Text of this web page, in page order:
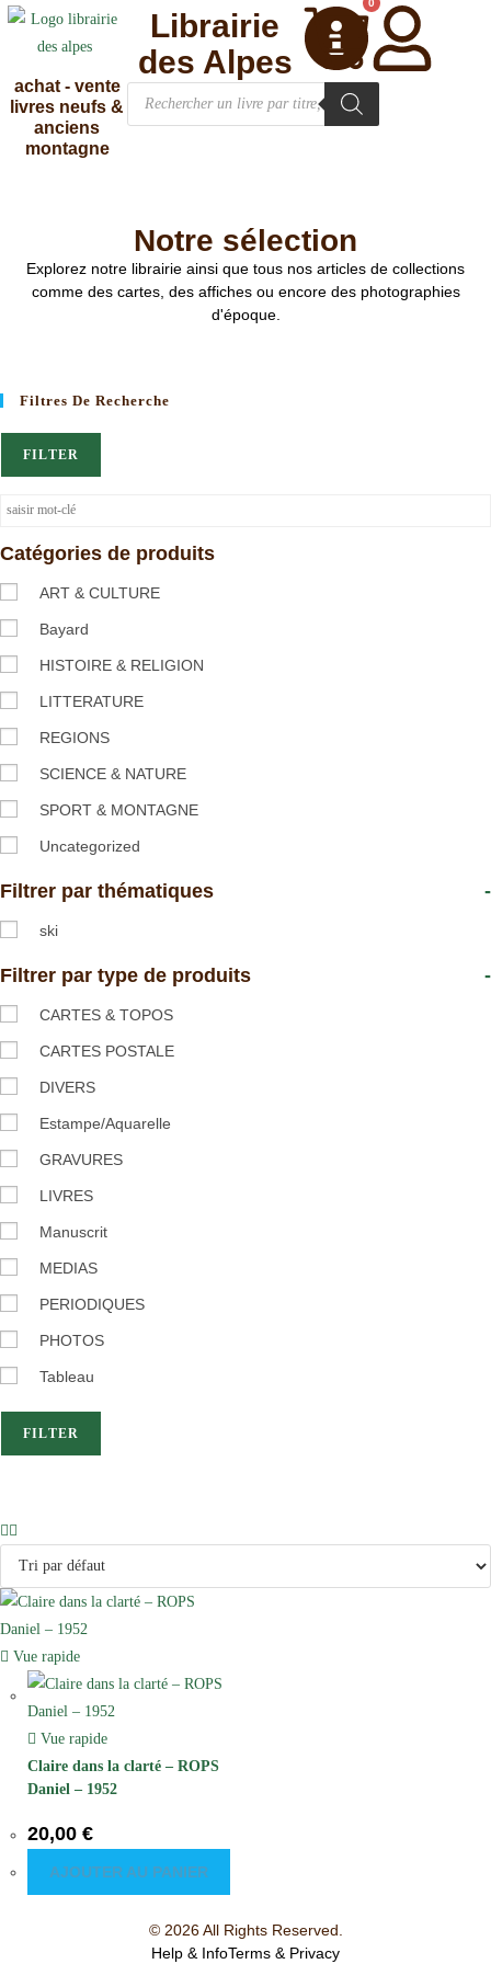
achat - vente
livres neufs &
anciens
montagne
0
Librairie
des Alpes
Notre sélection
Explorez notre librairie ainsi que tous nos articles de collections
comme des cartes, des affiches ou encore des photographies
d'époque.
Filtres De Recherche
FILTER
Catégories de produits
ART & CULTURE
Bayard
HISTOIRE & RELIGION
LITTERATURE
REGIONS
SCIENCE & NATURE
SPORT & MONTAGNE
Uncategorized
Filtrer par thématiques -
ski
Filtrer par type de produits -
CARTES & TOPOS
CARTES POSTALE
DIVERS
Estampe/Aquarelle
GRAVURES
LIVRES
Manuscrit
MEDIAS
PERIODIQUES
PHOTOS
Tableau
FILTER
Vue rapide
Vue rapide
Claire dans la clarté – ROPS
Daniel – 1952
20,00 €
AJOUTER AU PANIER
© 2026 All Rights Reserved.
Help & InfoTerms & Privacy